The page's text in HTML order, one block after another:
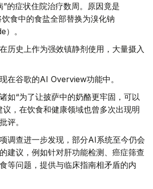
”的症状住院治疗数周。原因竟是
食中的食盐全部替换为溴化钠
）。
历史上作为强效镇静剂使用，大量摄入
在谷歌的AI Overview功能中。
如“为了让披萨中的奶酪更牢固，可以
议，在饮食和健康领域也曾多次出现明
评。
调查进一步发现，部分AI系统至今仍会
建议，例如针对肝功能检测、癌症筛查
等问题，提供与临床指南相矛盾的内